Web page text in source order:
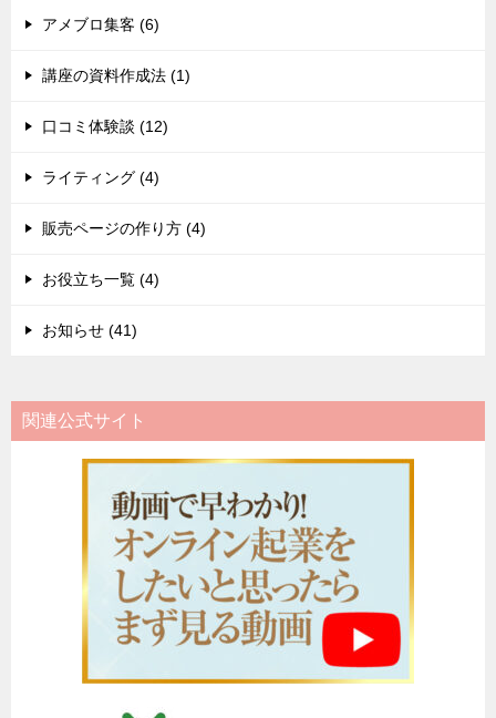
アメブロ集客 (6)
講座の資料作成法 (1)
口コミ体験談 (12)
ライティング (4)
販売ページの作り方 (4)
お役立ち一覧 (4)
お知らせ (41)
関連公式サイト